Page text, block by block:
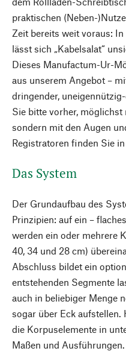
praktischen (Neben-
Zeit bereits weit voraus:
lässt sich „Kabelsalat“
Dieses Manufactum-Ur-
aus unserem Angebot –
dringender,
Sie bitte vorher, möglichst
sondern mit den Augen
Registratoren finden Sie
Das System
Der Grundaufbau des
Prinzipien: auf ein –
werden ein oder mehrere
40, 34 und 28 cm)
Abschluss bildet ein
entstehenden Segmente
auch in beliebiger Menge
sogar über Eck
die Korpuselemente in
Maßen und